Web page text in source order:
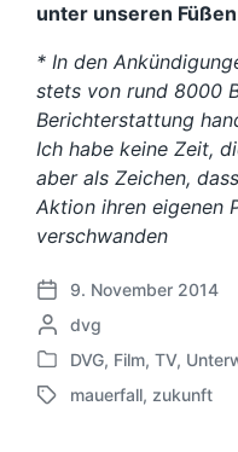
unter unseren
* In den
stets von rund 8000
Berichterstattung
Ich habe keine Zeit,
aber als Zeichen,
Aktion ihren eigenen
verschwanden
V
e
r
f
9. November 2014
G
e
c
dvg
V
e
DVG, Film, TV,
S
mauerfall, zukunft